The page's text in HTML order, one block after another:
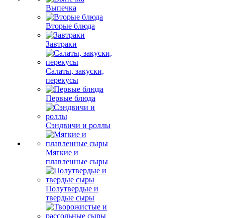
Выпечка
Вторые блюда
Завтраки
Салаты, закуски,
перекусы
Первые блюда
Сэндвичи и роллы
Мягкие и
плавленные сыры
Полутвердые и
твердые сыры